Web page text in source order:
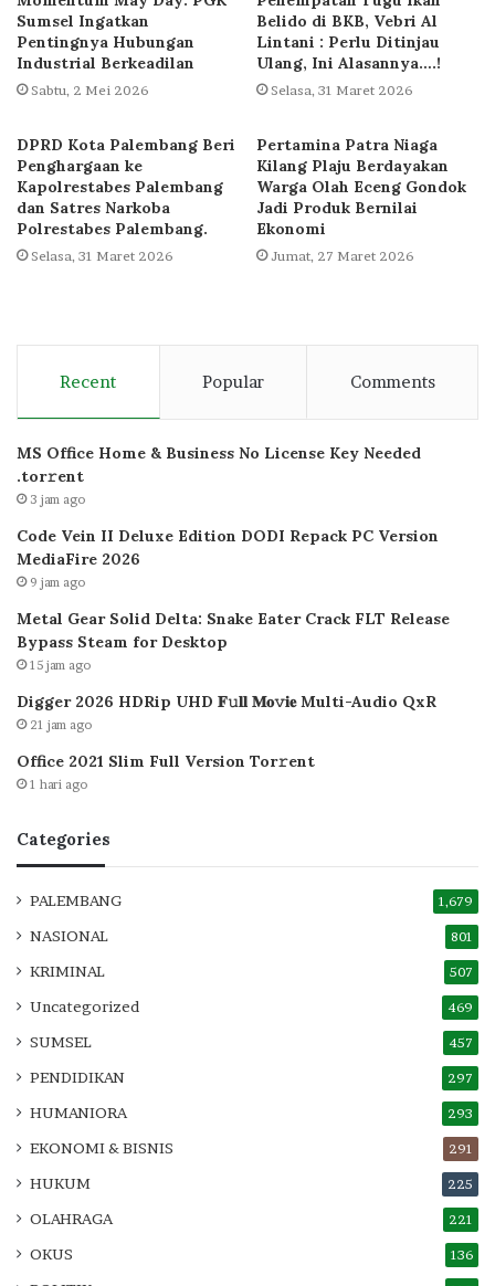
Sumsel Ingatkan
Pentingnya Hubungan
Industrial Berkeadilan
Sabtu, 2 Mei 2026
Belido di BKB, Vebri Al
Lintani : Perlu Ditinjau
Ulang, Ini Alasannya….!
Selasa, 31 Maret 2026
DPRD Kota Palembang Beri
Penghargaan ke
Kapolrestabes Palembang
dan Satres Narkoba
Polrestabes Palembang.
Selasa, 31 Maret 2026
Pertamina Patra Niaga
Kilang Plaju Berdayakan
Warga Olah Eceng Gondok
Jadi Produk Bernilai
Ekonomi
Jumat, 27 Maret 2026
Recent Popular Comments
MS Office Home & Business No License Key Needed
.tоr𝚛еnt
3 jam ago
Code Vein II Deluxe Edition DODI Repack PC Version
MediaFire 2026
9 jam ago
Metal Gear Solid Delta: Snake Eater Crack FLT Release
Bypass Steam for Desktop
15 jam ago
Digger 2026 HDRip UHD 𝐅𝚞𝐥𝐥 𝐌𝐨𝚟𝐢𝐞 Multi-Audio QxR
21 jam ago
Office 2021 Slim Full Version Tor𝚛ent
1 hari ago
Categories
PALEMBANG 1,679
NASIONAL 801
KRIMINAL 507
Uncategorized 469
SUMSEL 457
PENDIDIKAN 297
HUMANIORA 293
EKONOMI & BISNIS 291
HUKUM 225
OLAHRAGA 221
OKUS 136